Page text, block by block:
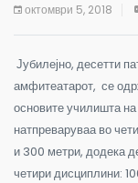
октомври 5, 2018
Јубилејно, десетти
амфитеатарот, се
основите училишта
натпреваруваа во
и 300 метри, додека
четири дисциплини: